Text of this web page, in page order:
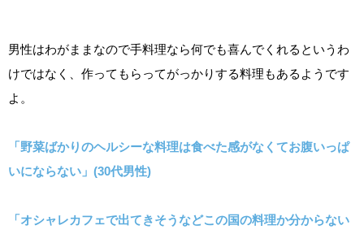
男性はわがままなので手料理なら何でも喜んでくれるというわ
けではなく、作ってもらってがっかりする料理もあるようです
よ。
「野菜ばかりのヘルシーな料理は食べた感がなくてお腹いっぱ
いにならない」(30代男性)
「オシャレカフェで出てきそうなどこの国の料理か分からない